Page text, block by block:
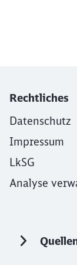
Rechtliches
Datenschutz
Impressum
LkSG
Analyse